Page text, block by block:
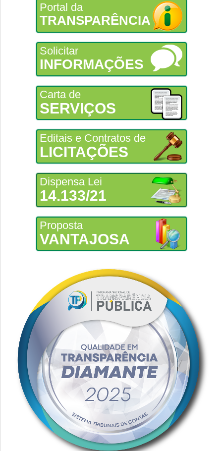
Portal da
TRANSPARÊNCIA
Solicitar
INFORMAÇÕES
Carta de
SERVIÇOS
Editais e Contratos de
LICITAÇÕES
Dispensa Lei
14.133/21
Proposta
VANTAJOSA